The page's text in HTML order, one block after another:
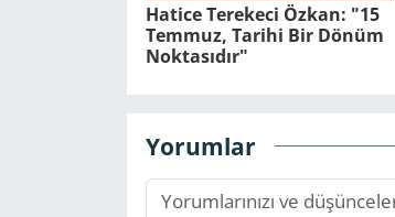
Hatice Terekeci Özkan: "15
Temmuz, Tarihi Bir Dönüm
Noktasıdır"
Yorumlar